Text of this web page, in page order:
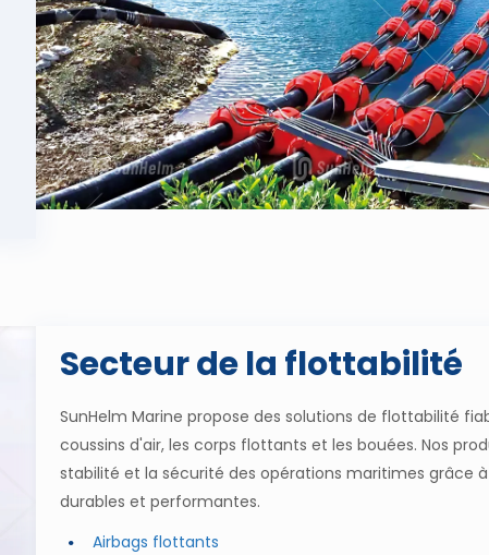
Secteur de la flottabilité
SunHelm Marine propose des solutions de flottabilité
coussins d'air, les corps flottants et les bouées. Nos
stabilité et la sécurité des opérations maritimes grâce
durables et performantes.
Airbags flottants